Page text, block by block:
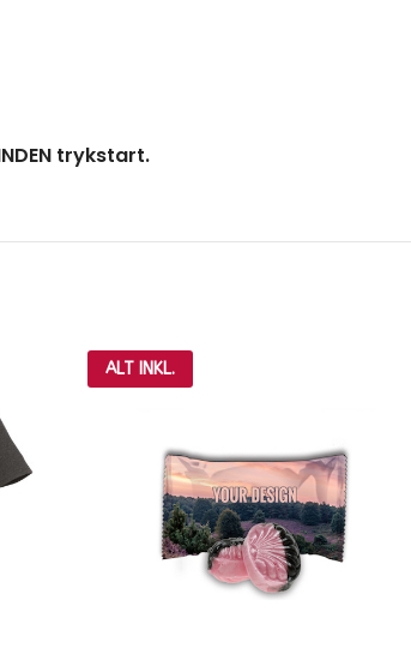
trykstart.
ALT INKL.